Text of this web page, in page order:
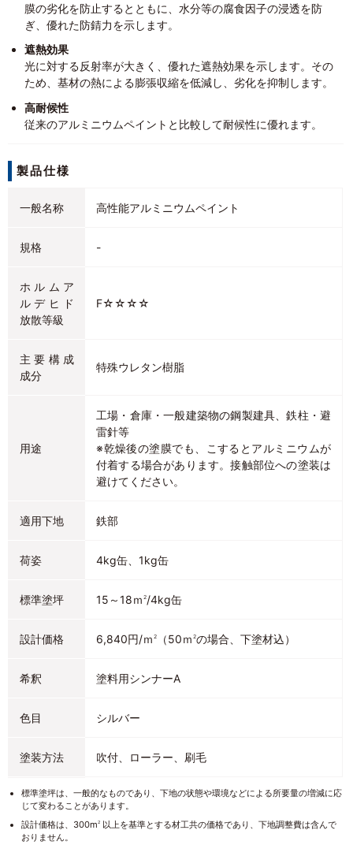
膜の劣化を防止するとともに、水分等の腐食因子の浸透を防
ぎ、優れた防錆力を示します。
遮熱効果
光に対する反射率が大きく、優れた遮熱効果を示します。その
ため、基材の熱による膨張収縮を低減し、劣化を抑制します。
高耐候性
従来のアルミニウムペイントと比較して耐候性に優れます。
製品仕様
一般名称 高性能アルミニウムペイント
規格 -
ホルムア
ルデヒド
放散等級
F☆☆☆☆
主要構成
成分
特殊ウレタン樹脂
用途
工場・倉庫・一般建築物の鋼製建具、鉄柱・避
雷針等
※乾燥後の塗膜でも、こするとアルミニウムが
付着する場合があります。接触部位への塗装は
避けてください。
適用下地 鉄部
荷姿 4kg缶、1kg缶
標準塗坪 15～18ｍ2/4kg缶
設計価格 6,840円/ｍ2 （50ｍ2の場合、下塗材込）
希釈 塗料用シンナーA
色目 シルバー
塗装方法 吹付、ローラー、刷毛
標準塗坪は、一般的なものであり、下地の状態や環境などによる所要量の増減に応
じて変わることがあります。
設計価格は、300m2以上を基準とする材工共の価格であり、下地調整費は含んで
おりません。